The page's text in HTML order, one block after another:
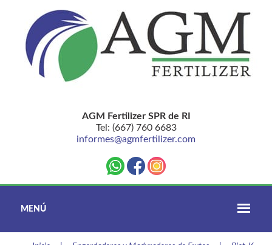
AGM Fertilizer SPR de RI
Tel: (667) 760 6683
informes@agmfertilizer.com
MENÚ